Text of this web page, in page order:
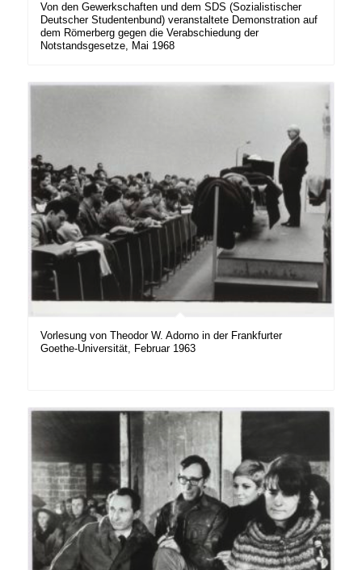
Von den Gewerkschaften und dem SDS (Sozialistischer
Deutscher Studentenbund) veranstaltete Demonstration auf
dem Römerberg gegen die Verabschiedung der
Notstandsgesetze, Mai 1968
Vorlesung von Theodor W. Adorno in der Frankfurter
Goethe-Universität, Februar 1963